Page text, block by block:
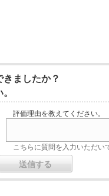
ましたか？
評価理由を教えてください。
こちらに質問を入力いただい